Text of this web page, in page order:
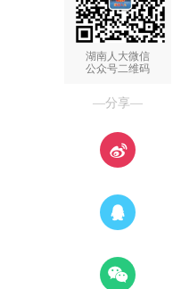
湖南人大微信
公众号二维码
—分享—